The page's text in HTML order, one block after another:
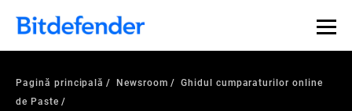
Pagină principală Newsroom
Ghidul cumparaturilor online
de Paste